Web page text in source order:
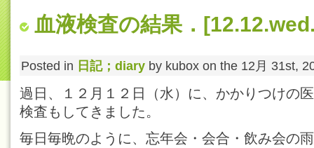
血液検査の結果．
Posted in 日記；diaryby kubox on the 12月 31st,
過日、１２月１２日（水）に、かかりつけの
検査もしてきました。
毎日毎晩のように、忘年会・会合・飲み会の